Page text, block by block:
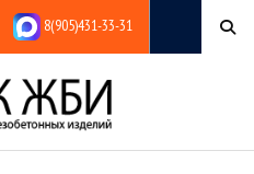
8(905)431-33-31